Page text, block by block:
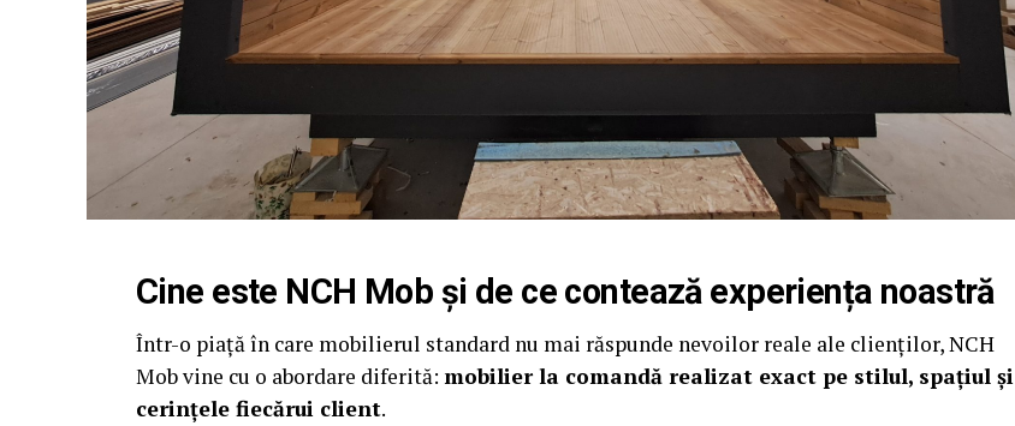
Cine este NCH Mob și de ce contează experiența noastră
Într-o piață în care mobilierul standard nu mai răspunde nevoilor reale ale clienților, NCH
Mob vine cu o abordare diferită: mobilier la comandă realizat exact pe stilul, spațiul și
cerințele fiecărui client.